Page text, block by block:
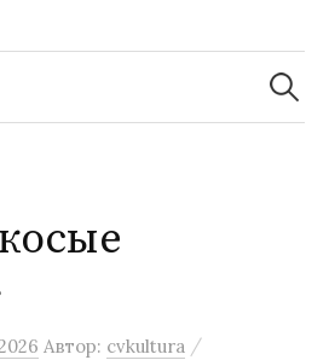
Найти:
Автор: cvkultura /